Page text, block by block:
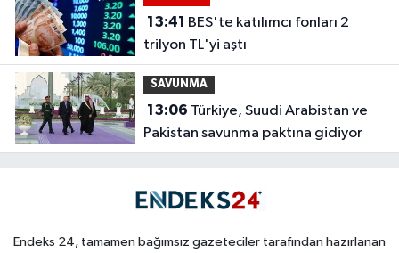
13:41
trilyon TL'yi aştı
SAVUNMA
13:06
Pakistan savunma paktına gidiyor
Endeks 24, tamamen bağımsız gazeteciler tarafından hazırlanan